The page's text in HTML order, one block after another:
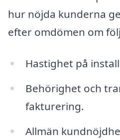
hur nöjda kunderna
efter omdömen om
Hastighet på
Behörighet och
fakturering.
Allmän